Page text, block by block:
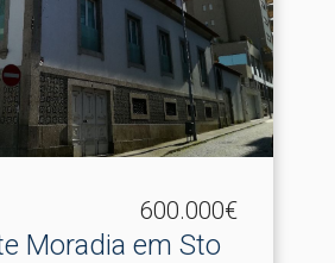
600.000€
Moradia em Sto